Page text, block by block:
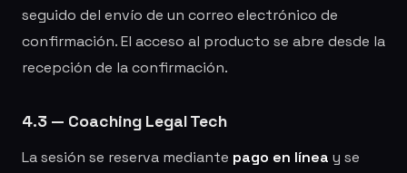
seguido del envío de un correo electrónico de
confirmación. El acceso al producto se abre desde la
recepción de la confirmación.
4.3 — Coaching Legal Tech
La sesión se reserva mediante pago en línea y se